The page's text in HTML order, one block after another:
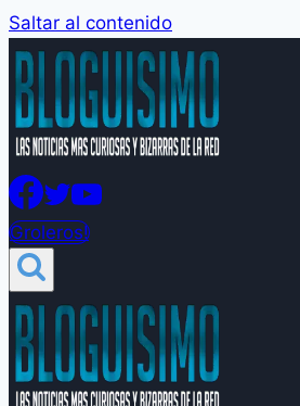
Saltar al contenido
Groleros!